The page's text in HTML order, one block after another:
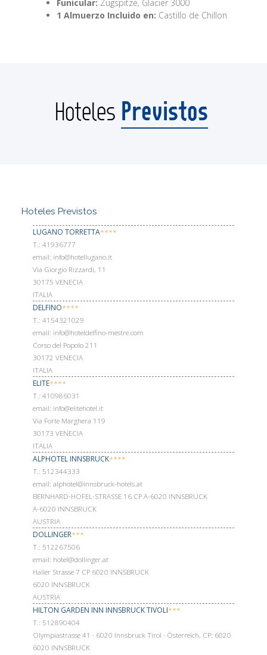
Funicular: Zugspitze, Glacier 3000
1 Almuerzo Incluido en: Castillo de Chillon
Hoteles Previstos
Hoteles Previstos
LUGANO TORRETTA****
Т.: 41936777
email: info@hotellugano.it
Via Giorgio Rizzardi, 11
30175 VENECIA
ITALIA
DELFINO****
Т.: 4154321029
email: info@hoteldelfino-mestre.com
Corso del Popolo 211
30172 VENECIA
ITALIA
ELITE****
Т.: 410986031
email: info@elitehotel.it
Via Forte Marghera 119
30173 VENECIA
ITALIA
ALPHOTEL INNSBRUCK****
Т.: 512344333
email: alphotel@innsbruck-hotels.at
BERNHARD-HOFEL-STRASSE 16 CP A-6020 INNSBRUCK
A-6020 INNSBRUCK
AUSTRIA
DOLLINGER***
Т.: 512267506
email: hotel@dollinger.at
Haller Strasse 7 CP 6020 INNSBRUCK
6020 INNSBRUCK
AUSTRIA
HILTON GARDEN INN INNSBRUCK TIVOLI***
Т.: 512890404
Olympiastrasse 41 · 6020 Innsbruck Tirol · Österreich, CP: 6020
6020 INNSBRUCK